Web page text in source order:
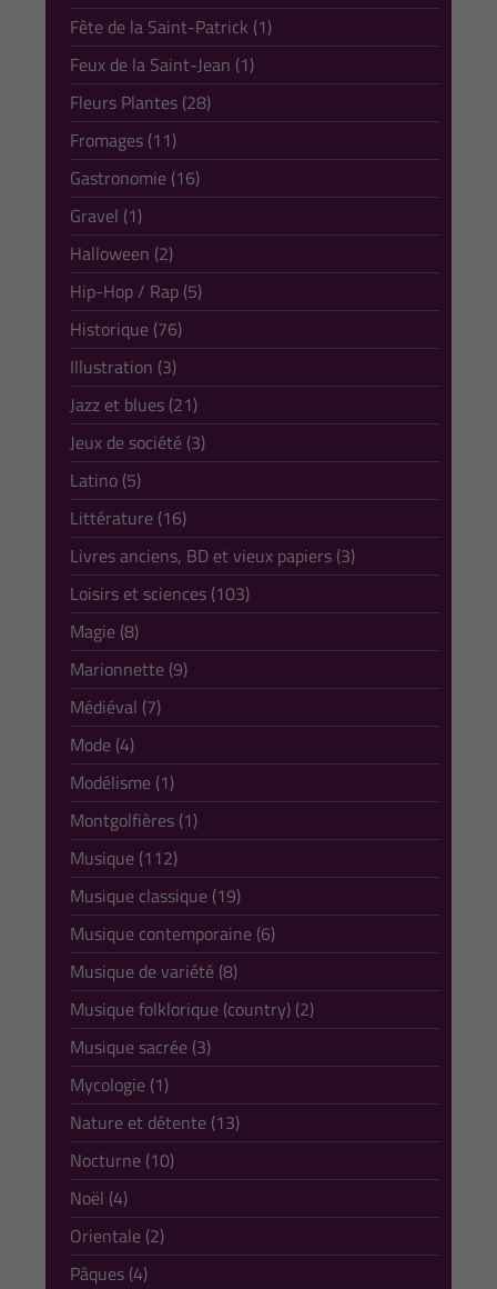
Fête de la Saint-Patrick (1)
Feux de la Saint-Jean (1)
Fleurs Plantes (28)
Fromages (11)
Gastronomie (16)
Gravel (1)
Halloween (2)
Hip-Hop / Rap (5)
Historique (76)
Illustration (3)
Jazz et blues (21)
Jeux de société (3)
Latino (5)
Littérature (16)
Livres anciens, BD et vieux papiers (3)
Loisirs et sciences (103)
Magie (8)
Marionnette (9)
Médiéval (7)
Mode (4)
Modélisme (1)
Montgolfières (1)
Musique (112)
Musique classique (19)
Musique contemporaine (6)
Musique de variété (8)
Musique folklorique (country) (2)
Musique sacrée (3)
Mycologie (1)
Nature et détente (13)
Nocturne (10)
Noël (4)
Orientale (2)
Pâques (4)